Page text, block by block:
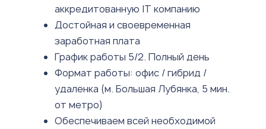
аккредитованную IT компанию
Достойная и своевременная
заработная плата
График работы 5/2. Полный день
Формат работы: офис / гибрид /
удаленка (м. Большая Лубянка, 5 мин.
от метро)
Обеспечиваем всей необходимой